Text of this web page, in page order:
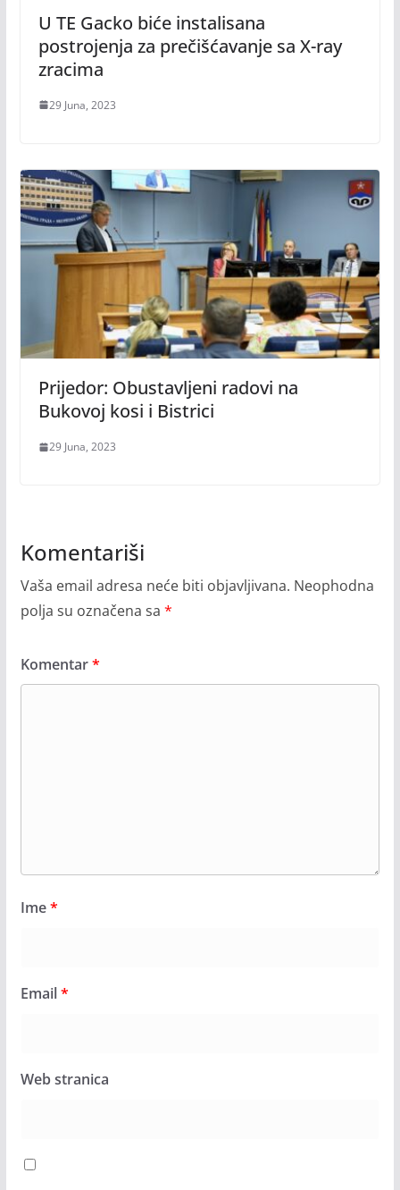
U TE Gacko biće instalisana
postrojenja za prečišćavanje sa X-ray
zracima
29 Juna, 2023
Prijedor: Obustavljeni radovi na
Bukovoj kosi i Bistrici
29 Juna, 2023
Komentariši
Vaša email adresa neće biti objavljivana. Neophodna
polja su označena sa *
Komentar*
Ime*
Email*
Web stranica